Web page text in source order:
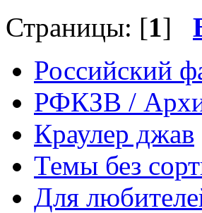
Страницы: [1]
Российский
РФКЗВ /
Краулер джав
Темы без
Для